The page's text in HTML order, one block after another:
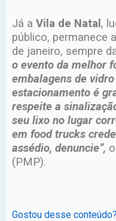
Já a Vila de Natal ,
público, permanece
de janeiro, sempre
o evento da melhor
embalagens de
estacionamento é
respeite a
seu lixo no lugar
em food trucks
assédio, denuncie”,
(PMP).
Gostou desse